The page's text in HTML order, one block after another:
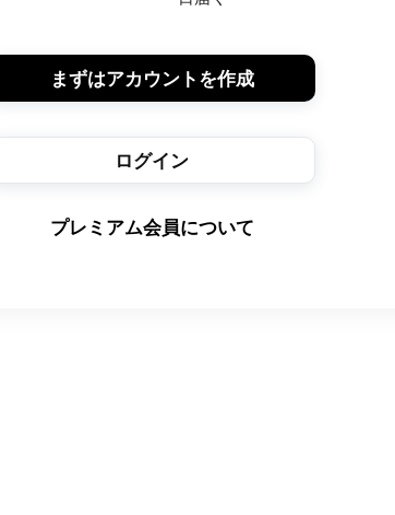
まずはアカウントを作成
ログイン
プレミアム会員について